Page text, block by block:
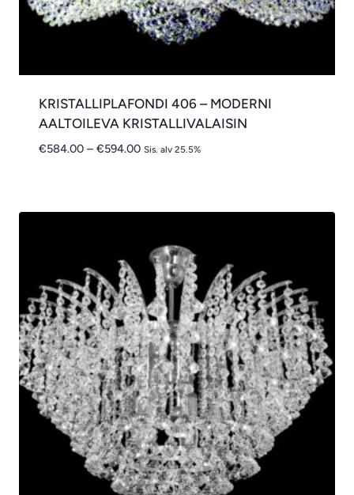
KRISTALLIPLAFONDI 406 – MODERNI
AALTOILEVA KRISTALLIVALAISIN
€584.00 – €594.00Hintaluokka:
Sis. alv 25.5%